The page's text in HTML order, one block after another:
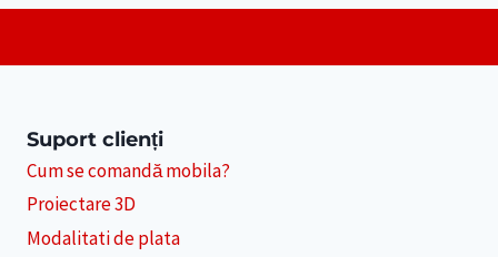
Suport clienți
Cum se comandă mobila?
Proiectare 3D
Modalitati de plata